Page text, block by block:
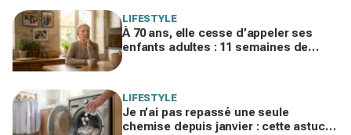
LIFESTYLE
À 70 ans, elle cesse d’appeler ses
enfants adultes : 11 semaines de
LIFESTYLE
Je n’ai pas repassé une seule
chemise depuis janvier : cette astuce